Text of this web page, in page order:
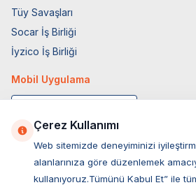
Tüy Savaşları
Socar İş Birliği
İyzico İş Birliği
Mobil Uygulama
Çerez Kullanımı
Web sitemizde deneyiminizi
alanlarınıza göre düzenlemek
kullanıyoruz.Tümünü Kabul Et” ile